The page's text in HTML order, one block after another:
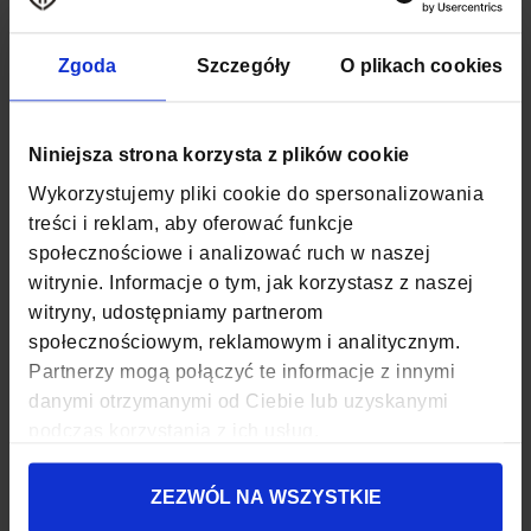
Zgoda Szczegóły O plikach cookies
Niniejsza strona korzysta z plików cookie
Wykorzystujemy pliki cookie do spersonalizowania
treści i reklam, aby oferować funkcje
społecznościowe i analizować ruch w naszej
witrynie. Informacje o tym, jak korzystasz z naszej
witryny, udostępniamy partnerom
społecznościowym, reklamowym i analitycznym.
Partnerzy mogą połączyć te informacje z innymi
danymi otrzymanymi od Ciebie lub uzyskanymi
ZEZWÓL NA WSZYSTKIE
KOLOR WIELOKOLOROWY
MATERIAŁ
GŁĘBOKOŚĆ 20 CM
WYSOKOŚĆ
ZAPIĘCIE SUWAK
KOD EAN 5907127695629
ILOŚĆ KOMÓR
MOCOWANIE DO WALIZKI